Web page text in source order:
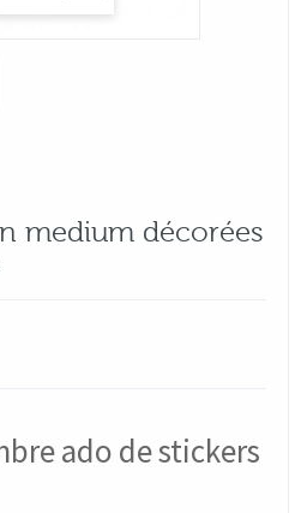
medium décorées
ado de stickers